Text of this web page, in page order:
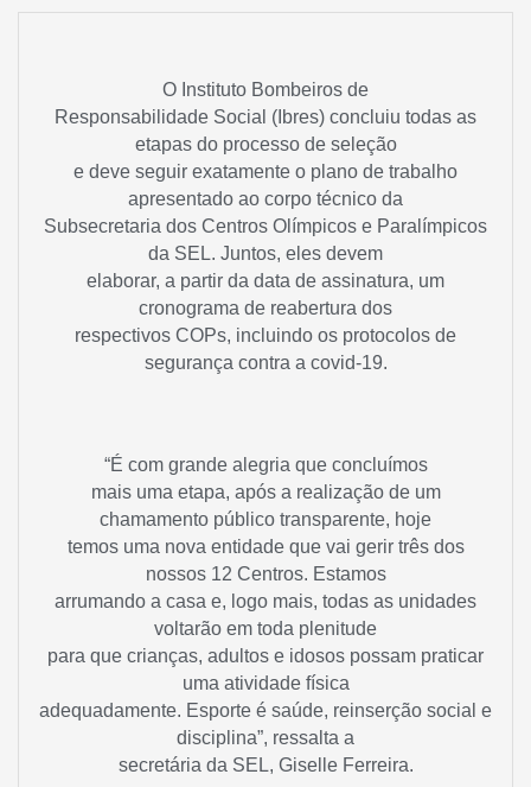
O Instituto Bombeiros de
Responsabilidade Social (Ibres) concluiu todas as
etapas do processo de seleção
e deve seguir exatamente o plano de trabalho
apresentado ao corpo técnico da
Subsecretaria dos Centros Olímpicos e Paralímpicos
da SEL. Juntos, eles devem
elaborar, a partir da data de assinatura, um
cronograma de reabertura dos
respectivos COPs, incluindo os protocolos de
segurança contra a covid-19.
“É com grande alegria que concluímos
mais uma etapa, após a realização de um
chamamento público transparente, hoje
temos uma nova entidade que vai gerir três dos
nossos 12 Centros. Estamos
arrumando a casa e, logo mais, todas as unidades
voltarão em toda plenitude
para que crianças, adultos e idosos possam praticar
uma atividade física
adequadamente. Esporte é saúde, reinserção social e
disciplina”, ressalta a
secretária da SEL, Giselle Ferreira.